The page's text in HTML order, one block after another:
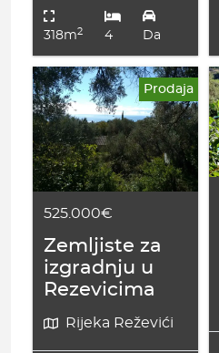
318m2 4 Da
Prodaja
525.000€
Zemljiste za
izgradnju u
Rezevicima
Rijeka Reževići